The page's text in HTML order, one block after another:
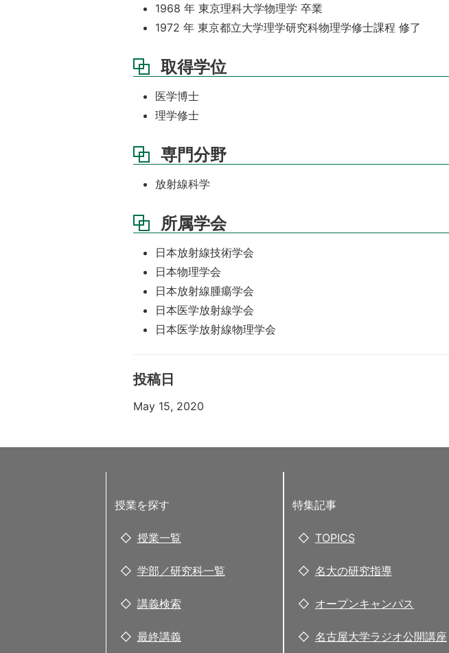
1968 年 東京理科大学物理学 卒業
1972 年 東京都立大学理学研究科物理学修士課程 修了
取得学位
医学博士
理学修士
専門分野
放射線科学
所属学会
日本放射線技術学会
日本物理学会
日本放射線腫瘍学会
日本医学放射線学会
日本医学放射線物理学会
投稿日
May 15, 2020
授業を探す
授業一覧
学部／研究科一覧
講義検索
最終講義
特集記事
TOPICS
名大の研究指導
オープンキャンパス
名古屋大学ラジオ公開講座